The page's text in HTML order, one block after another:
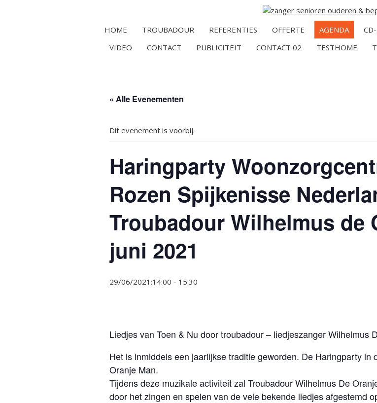
HOME TROUBADOUR REFERENTIES OFFERTE AGENDA
VIDEO
CONTACT PUBLICITEIT CONTACT 02 TESTHOME
« Alle Evenementen
Dit evenement is voorbij.
Haringparty
Rozen Spijkenisse
Troubadour Wilhelmus de
juni 2021
29/06/2021:14:00 - 15:30
Liedjes van Toen & Nu door troubadour – liedjeszanger Wilhelmus
Het is inmiddels een jaarlijkse traditie geworden. De Haringparty
Oranje Man.
Tijdens deze muzikale activiteit zal Troubadour Wilhelmus De
door het zingen en spelen van de vele bekende liedjes afgestemd